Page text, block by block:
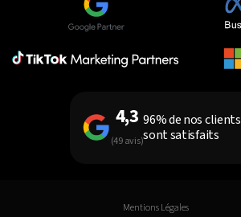
4,3
(49 avis)
96% de nos clients
sont satisfaits
Mentions Légales